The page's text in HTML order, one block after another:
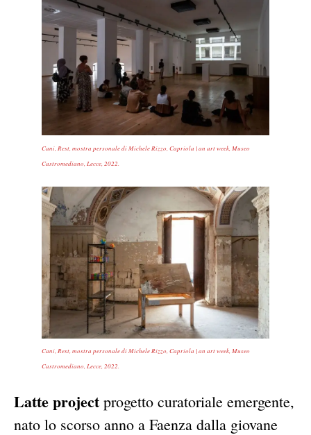
Cani, Rest, mostra personale di Michele Rizzo, Capriola | an art week, Museo
Castromediano, Lecce, 2022.
Cani, Rest, mostra personale di Michele Rizzo, Capriola | an art week, Museo
Castromediano, Lecce, 2022.
Latte project progetto curatoriale emergente,
nato lo scorso anno a Faenza dalla giovane